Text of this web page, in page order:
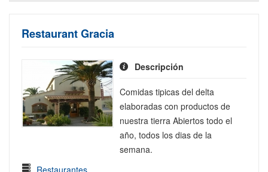
Restaurant Gracia
Descripción
Comidas tipicas del delta
elaboradas con productos de
nuestra tierra Abiertos todo el
año, todos los dias de la
semana.
Restaurantes